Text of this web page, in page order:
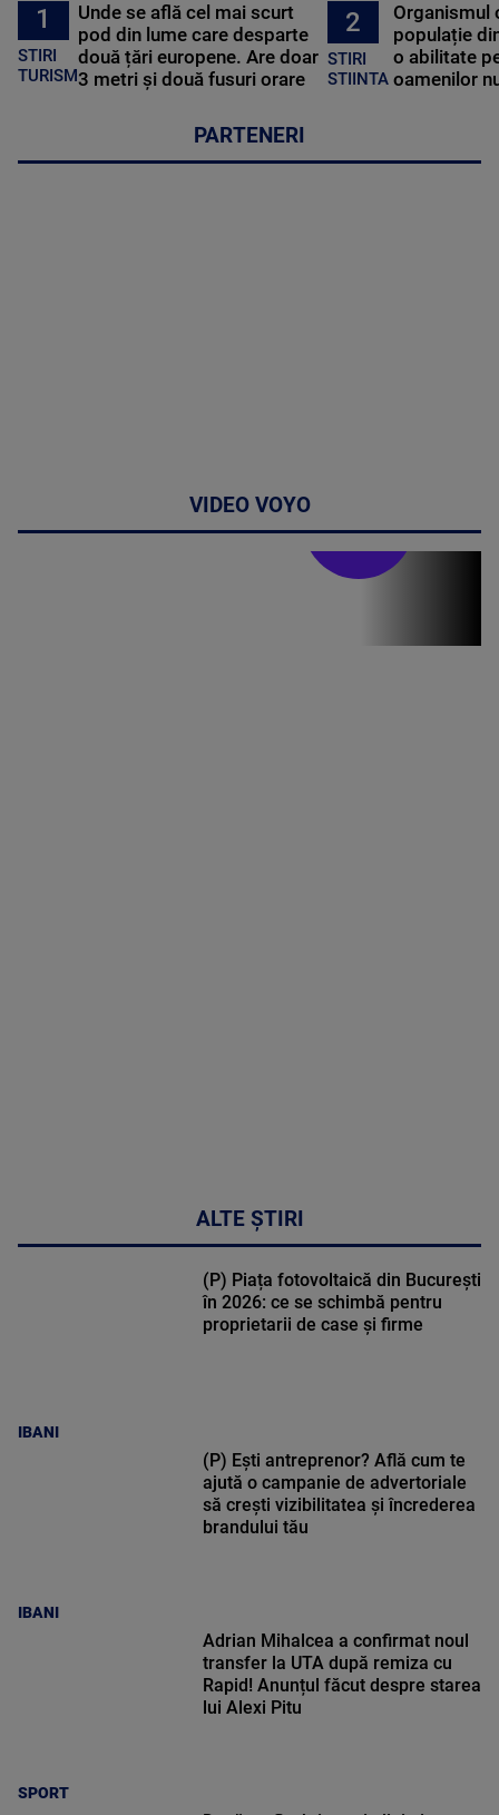
1
STIRI
TURISM
Unde se află cel mai scurt
pod din lume care desparte
două țări europene. Are doar
3 metri și două fusuri orare
2
STIRI
STIINTA
Organismul
populație
o abilitate
oamenilor
PARTENERI
VIDEO VOYO
ALTE ȘTIRI
IBANI
(P) Piața fotovoltaică din București
în 2026: ce se schimbă pentru
proprietarii de case și firme
IBANI
(P) Ești antreprenor? Află cum te
ajută o campanie de advertoriale
să crești vizibilitatea și încrederea
brandului tău
SPORT
Adrian Mihalcea a confirmat noul
transfer la UTA după remiza cu
Rapid! Anunțul făcut despre starea
lui Alexi Pitu